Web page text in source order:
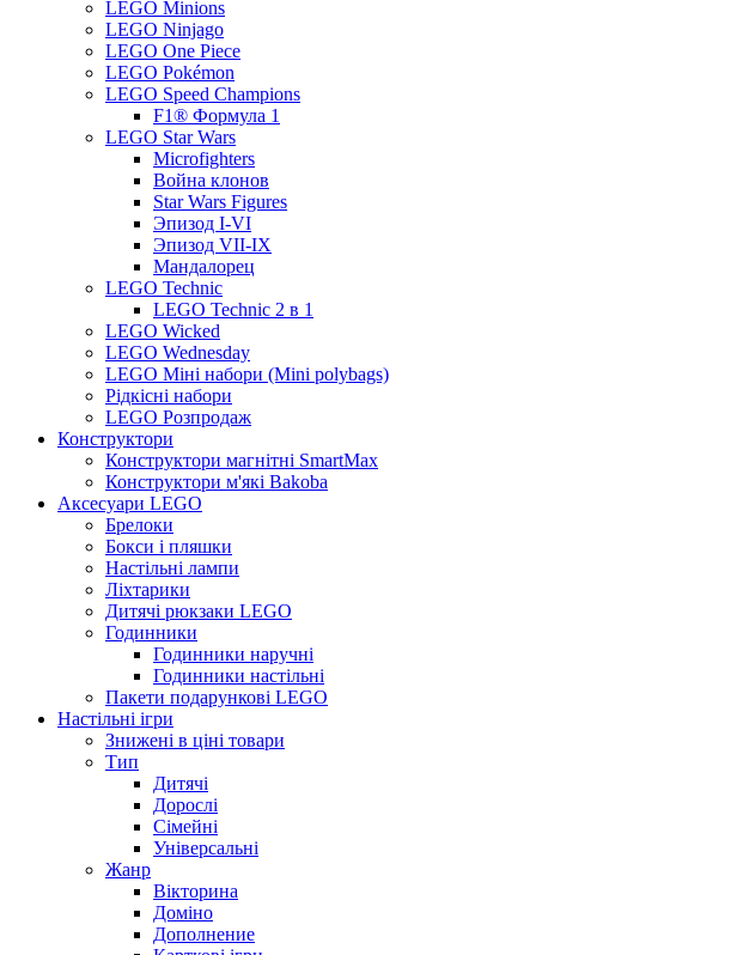
LEGO Minions
LEGO Ninjago
LEGO One Piece
LEGO Pokémon
LEGO Speed Champions
F1® Формула 1
LEGO Star Wars
Microfighters
Война клонов
Star Wars Figures
Эпизод I-VI
Эпизод VII-IX
Мандалорец
LEGO Technic
LEGO Technic 2 в 1
LEGO Wicked
LEGO Wednesday
LEGO Міні набори (Mini polybags)
Рідкісні набори
LEGO Розпродаж
Конструктори
Конструктори магнітні SmartMax
Конструктори м'які Bakoba
Аксесуари LEGO
Брелоки
Бокси і пляшки
Настільні лампи
Ліхтарики
Дитячі рюкзаки LEGO
Годинники
Годинники наручні
Годинники настільні
Пакети подарункові LEGO
Настільні ігри
Знижені в ціні товари
Тип
Дитячі
Дорослі
Сімейні
Універсальні
Жанр
Вікторина
Доміно
Дополнение